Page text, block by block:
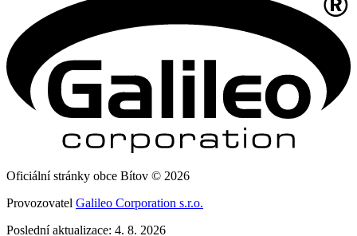
Oficiální stránky obce Bítov © 2026
Provozovatel Galileo Corporation s.r.o.
Poslední aktualizace: 4. 8. 2026